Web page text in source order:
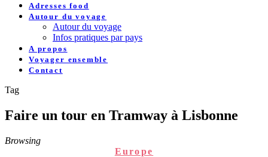
Adresses food
Autour du voyage
Autour du voyage
Infos pratiques par pays
A propos
Voyager ensemble
Contact
Tag
Faire un tour en Tramway à Lisbonne
Browsing
Europe